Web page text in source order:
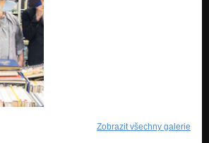
Zobrazit všechny galerie